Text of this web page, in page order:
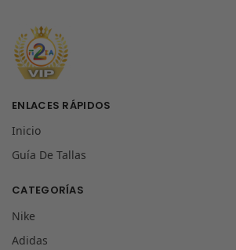
ENLACES RÁPIDOS
Inicio
Guía De Tallas
CATEGORÍAS
Nike
Adidas